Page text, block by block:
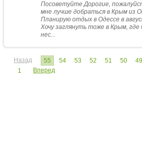
Посоветуйте Дорогие,
мне лучше добраться в Крым из
Планирую отдых в Одессе в
Хочу заглянуть тоже в Крым, где
нес...
Назад 55 54 53 52 51 50 49
1
Вперед